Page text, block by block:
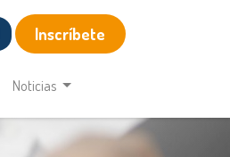
Inscríbete
Noticias